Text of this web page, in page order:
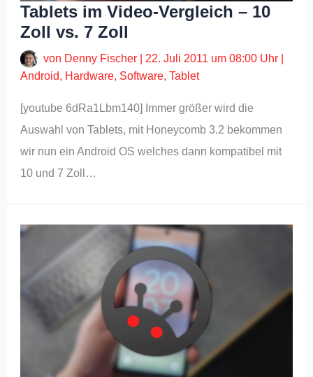
Tablets im Video-Vergleich – 10
Zoll vs. 7 Zoll
von Denny Fischer 22. Juli 2011 um 08:00 Uhr
Android, Hardware, Software,Tablet
[youtube 6dRa1Lbm140] Immer größer wird die
Auswahl von Tablets, mit Honeycomb 3.2 bekommen
wir nun ein Android OS welches dann kompatibel mit
10 und 7 Zoll…